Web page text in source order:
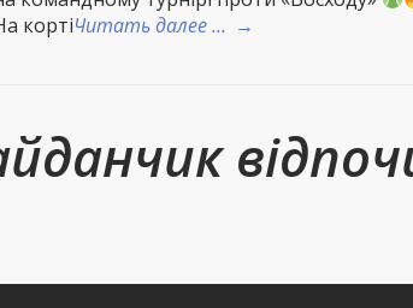
кортіЧитать далее ... →